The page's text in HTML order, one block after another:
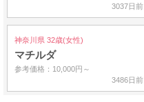
3037日前
神奈川県 32歳(女性)
マチルダ
参考価格：10,000円～
3486日前